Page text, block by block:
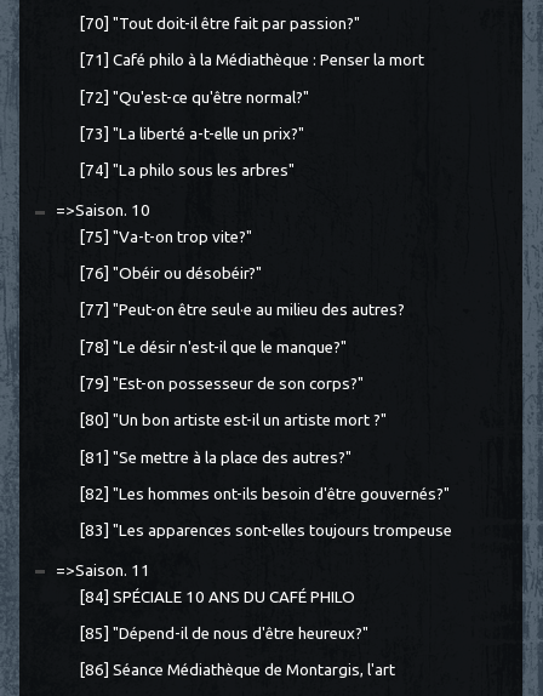
[70] "Tout doit-il être fait par passion?"
[71] Café philo à la Médiathèque : Penser la mort
[72] "Qu'est-ce qu'être normal?"
[73] "La liberté a-t-elle un prix?"
[74] "La philo sous les arbres"
=>Saison. 10
[75] "Va-t-on trop vite?"
[76] "Obéir ou désobéir?"
[77] "Peut-on être seul·e au milieu des autres?
[78] "Le désir n'est-il que le manque?"
[79] "Est-on possesseur de son corps?"
[80] "Un bon artiste est-il un artiste mort ?"
[81] "Se mettre à la place des autres?"
[82] "Les hommes ont-ils besoin d'être gouvernés?"
[83] "Les apparences sont-elles toujours trompeuse
=>Saison. 11
[84] SPÉCIALE 10 ANS DU CAFÉ PHILO
[85] "Dépend-il de nous d'être heureux?"
[86] Séance Médiathèque de Montargis, l'art